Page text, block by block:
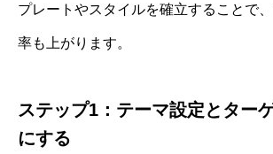
プレートやスタイルを確立することで
率も上がります。
ステップ1：テーマ設定とター
にする